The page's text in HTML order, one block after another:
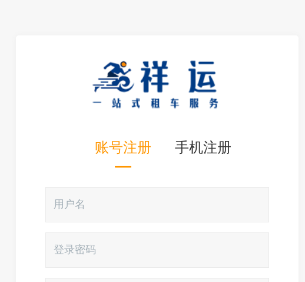
账号注册 手机注册